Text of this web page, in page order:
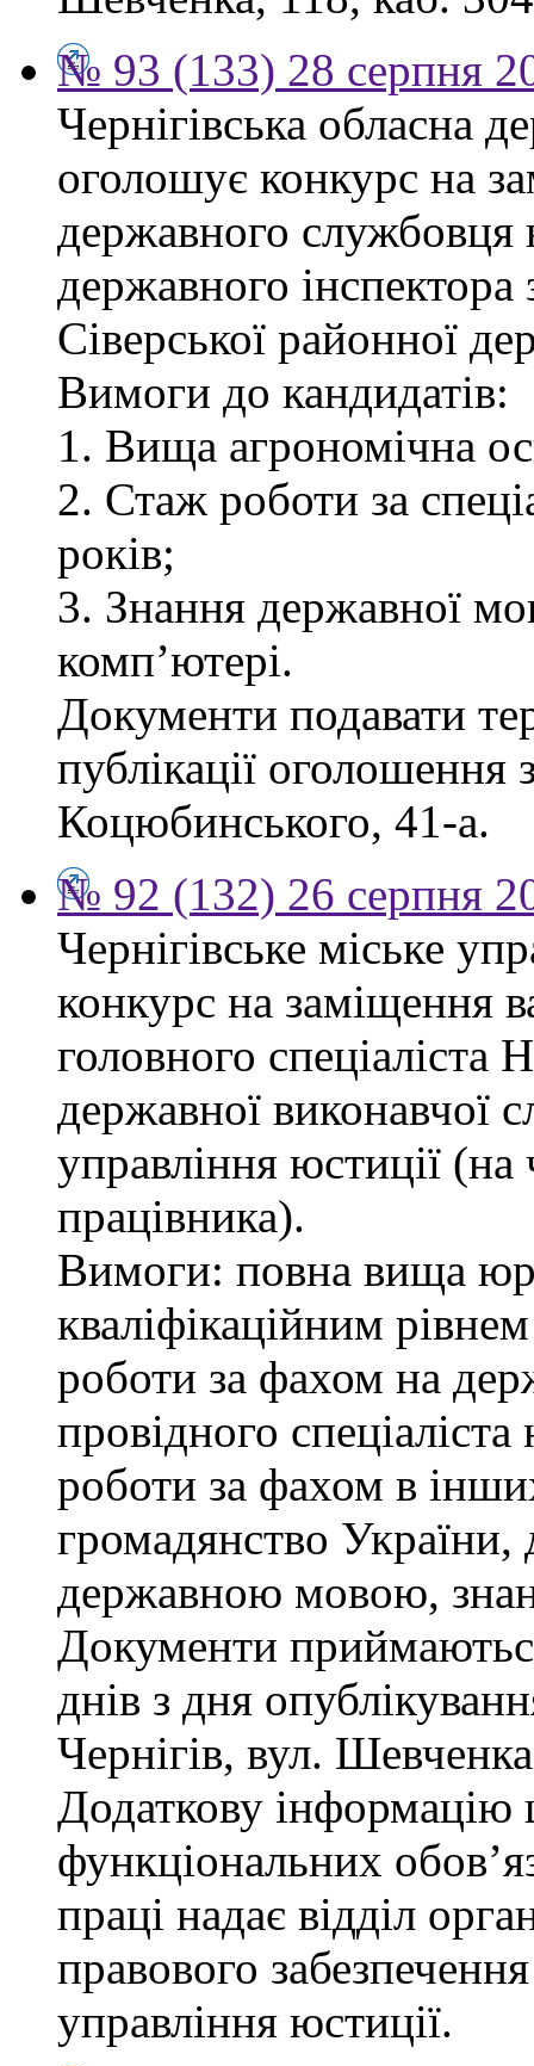
№ 93 (133) 28 серпня
Чернігівська обласна
оголошує конкурс на
державного службовця
державного
Сіверської районної
Вимоги до кандидатів:
1. Вища агрономічна
2. Стаж роботи за
років;
3. Знання державної
комп’ютері.
Документи подавати
публікації оголошення
Коцюбинського, 41-а.
№ 92 (132) 26 серпня
Чернігівське міське
конкурс на заміщення
головного спеціаліста
державної виконавчої
управління юстиції (на
працівника).
Вимоги: повна вища
кваліфікаційним
роботи за фахом на
провідного
роботи за фахом в
громадянство України,
державною мовою,
Документи
днів з дня
Чернігів, вул.
Додаткову
функціональних
праці надає відділ
правового
управління юстиції.